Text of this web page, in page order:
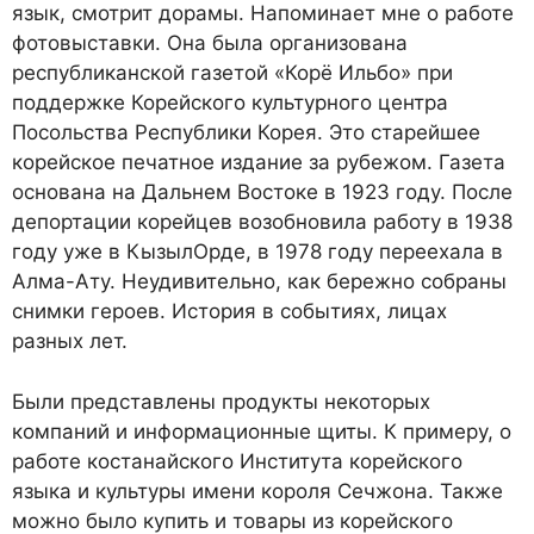
язык, смотрит дорамы. Напоминает мне о работе
фотовыставки. Она была организована
республиканской газетой «Корё Ильбо» при
поддержке Корейского культурного центра
Посольства Республики Корея. Это старейшее
корейское печатное издание за рубежом. Газета
основана на Дальнем Востоке в 1923 году. После
депортации корейцев возобновила работу в 1938
году уже в КызылОрде, в 1978 году переехала в
Алма-Ату. Неудивительно, как бережно собраны
снимки героев. История в событиях, лицах
разных лет.
Были представлены продукты некоторых
компаний и информационные щиты. К примеру, о
работе костанайского Института корейского
языка и культуры имени короля Сечжона. Также
можно было купить и товары из корейского